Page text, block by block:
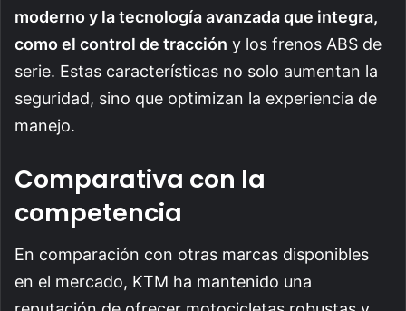
moderno y la tecnología avanzada que integra,
como el control de tracción y los frenos ABS de
serie. Estas características no solo aumentan la
seguridad, sino que optimizan la experiencia de
manejo.
Comparativa con la
competencia
En comparación con otras marcas disponibles
en el mercado, KTM ha mantenido una